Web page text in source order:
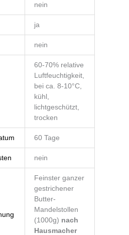
nein
ja
nein
60-70% relative
Luftfeuchtigkeit,
bei ca. 8-10°C,
kühl,
lichtgeschützt,
trocken
60 Tage
nein
Feinster ganzer
gestrichener
Butter-
Mandelstollen
(1000g) nach
Hausmacher